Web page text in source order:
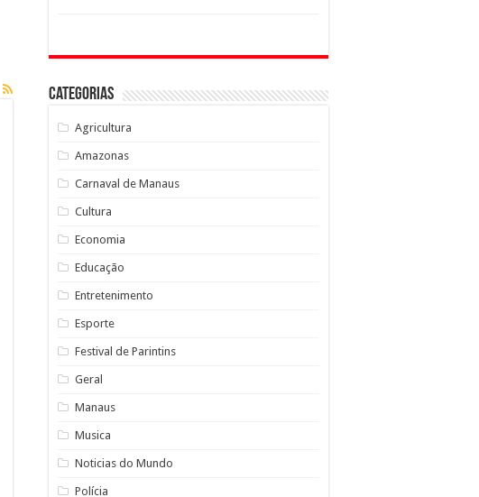
Categorias
Agricultura
Amazonas
Carnaval de Manaus
Cultura
Economia
Educação
Entretenimento
Esporte
Festival de Parintins
Geral
Manaus
Musica
Noticias do Mundo
Polícia